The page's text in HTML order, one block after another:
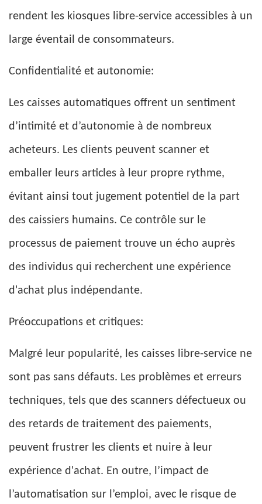
rendent les kiosques libre-service accessibles à un
large éventail de consommateurs.
Confidentialité et autonomie:
Les caisses automatiques offrent un sentiment
d’intimité et d’autonomie à de nombreux
acheteurs. Les clients peuvent scanner et
emballer leurs articles à leur propre rythme,
évitant ainsi tout jugement potentiel de la part
des caissiers humains. Ce contrôle sur le
processus de paiement trouve un écho auprès
des individus qui recherchent une expérience
d'achat plus indépendante.
Préoccupations et critiques:
Malgré leur popularité, les caisses libre-service ne
sont pas sans défauts. Les problèmes et erreurs
techniques, tels que des scanners défectueux ou
des retards de traitement des paiements,
peuvent frustrer les clients et nuire à leur
expérience d'achat. En outre, l’impact de
l’automatisation sur l’emploi, avec le risque de